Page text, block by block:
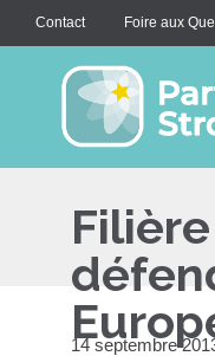
Contact Foire aux
14 septembre